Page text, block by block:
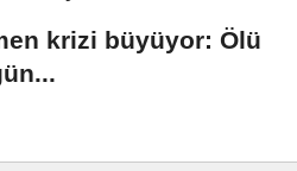
krizi büyüyor: Ölü